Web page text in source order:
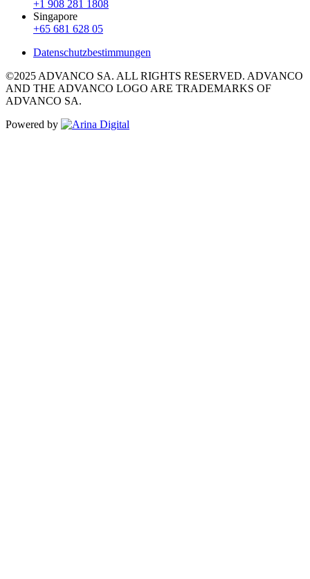
+1 908 281 1808
Singapore
+65 681 628 05
Datenschutzbestimmungen
©2025 ADVANCO SA. ALL RIGHTS RESERVED. ADVANCO
AND THE ADVANCO LOGO ARE TRADEMARKS OF
ADVANCO SA.
Powered by